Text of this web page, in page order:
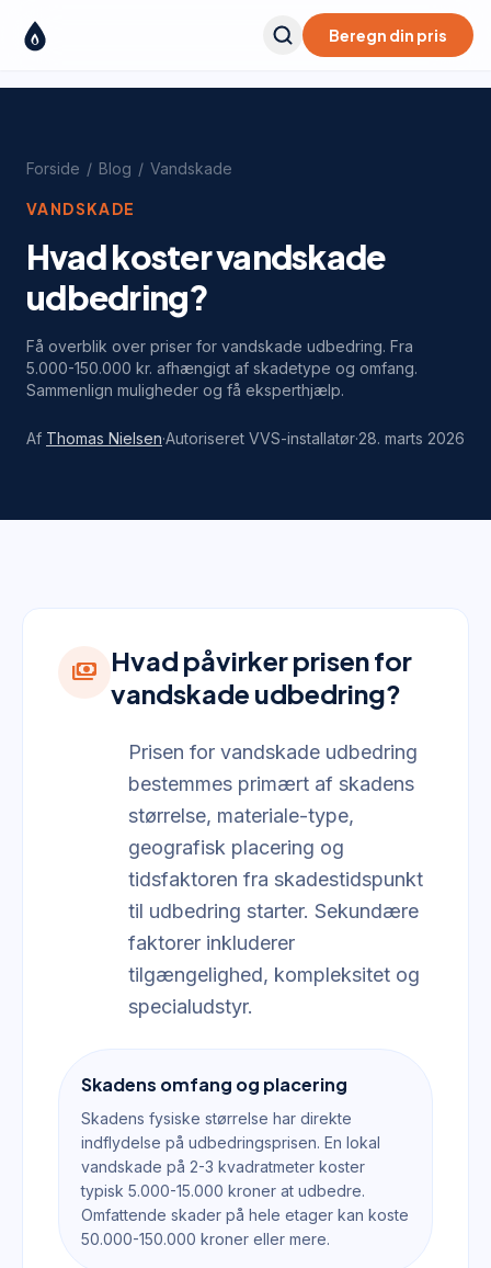
Beregn din pris
Forside / Blog / Vandskade
VANDSKADE
Hvad koster vandskade
udbedring?
Få overblik over priser for vandskade udbedring. Fra
5.000-150.000 kr. afhængigt af skadetype og omfang.
Sammenlign muligheder og få eksperthjælp.
Af Thomas Nielsen·Autoriseret VVS-installatør·28. marts 2026
payments Hvad påvirker prisen for
vandskade udbedring?
Prisen for vandskade udbedring
bestemmes primært af skadens
størrelse, materiale-type,
geografisk placering og
tidsfaktoren fra skadestidspunkt
til udbedring starter. Sekundære
faktorer inkluderer
tilgængelighed, kompleksitet og
specialudstyr.
Skadens omfang og placering
Skadens fysiske størrelse har direkte
indflydelse på udbedringsprisen. En lokal
vandskade på 2-3 kvadratmeter koster
typisk 5.000-15.000 kroner at udbedre.
Omfattende skader på hele etager kan koste
50.000-150.000 kroner eller mere.